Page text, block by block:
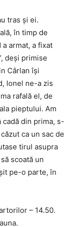
tras şi ei.
în timp de
armat, a fixat
deşi primise
Cârlan îşi
Ionel ne-a zis
rafală el, de
pieptului. Am
cadă din prima, s-
ca un sac de
tirul asupra
scoată un
pe-o parte, în
– 14.50.